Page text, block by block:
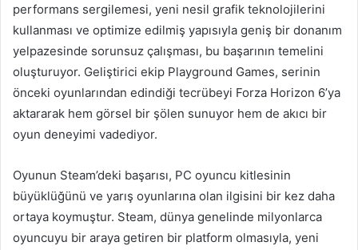
performans sergilemesi, yeni nesil grafik teknolojilerini
kullanması ve optimize edilmiş yapısıyla geniş bir donanım
yelpazesinde sorunsuz çalışması, bu başarının temelini
oluşturuyor. Geliştirici ekip Playground Games, serinin
önceki oyunlarından edindiği tecrübeyi Forza Horizon 6’ya
aktararak hem görsel bir şölen sunuyor hem de akıcı bir
oyun deneyimi vadediyor.
Oyunun Steam’deki başarısı, PC oyuncu kitlesinin
büyüklüğünü ve yarış oyunlarına olan ilgisini bir kez daha
ortaya koymuştur. Steam, dünya genelinde milyonlarca
oyuncuyu bir araya getiren bir platform olmasıyla, yeni